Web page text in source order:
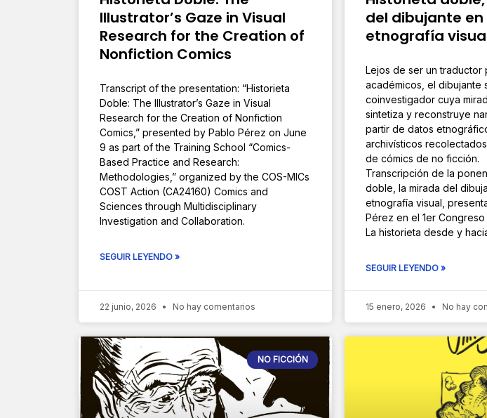
Illustrator’s Gaze in Visual
Research for the Creation of
Nonfiction Comics
Transcript of the presentation: “Historieta
Doble: The Illustrator’s Gaze in Visual
Research for the Creation of Nonfiction
Comics,” presented by Pablo Pérez on June
9 as part of the Training School “Comics-
Based Practice and Research:
Methodologies,” organized by the COS-MICs
COST Action (CA24160) Comics and
Sciences through Multidisciplinary
Investigation and Collaboration.
SEGUIR LEYENDO »
22 junio, 2026 No hay comentarios
del dibujante en
etnografía
Lejos de ser un traductor
académicos, el dibujante
coinvestigador cuya
sintetiza y reconstruye
partir de datos
archivísticos
de cómics de no ficción.
Transcripción de la
doble, la mirada del
etnografía visual,
Pérez en el 1er Congreso
La historieta desde y
SEGUIR LEYENDO »
15 enero, 2026 No hay
NO FICCIÓN